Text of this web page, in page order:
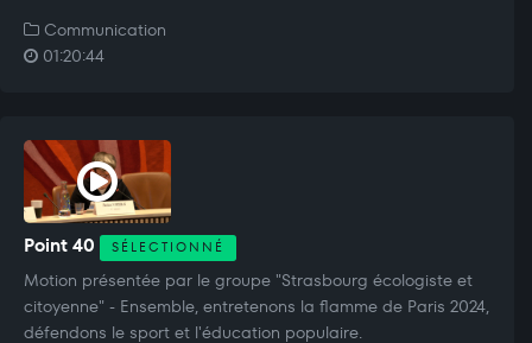
Communication
01:20:44
Point 40 SÉLECTIONNÉ
Motion présentée par le groupe "Strasbourg écologiste et
citoyenne" - Ensemble, entretenons la flamme de Paris 2024,
défendons le sport et l'éducation populaire.